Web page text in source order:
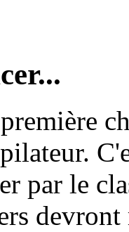
par le
devront